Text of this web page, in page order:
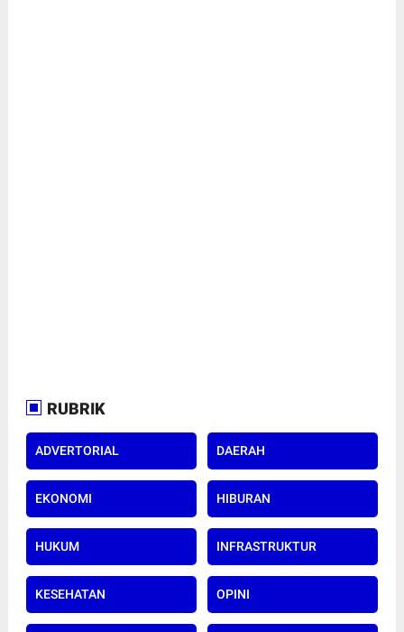
RUBRIK
ADVERTORIAL DAERAH
EKONOMI HIBURAN
HUKUM INFRASTRUKTUR
KESEHATAN OPINI